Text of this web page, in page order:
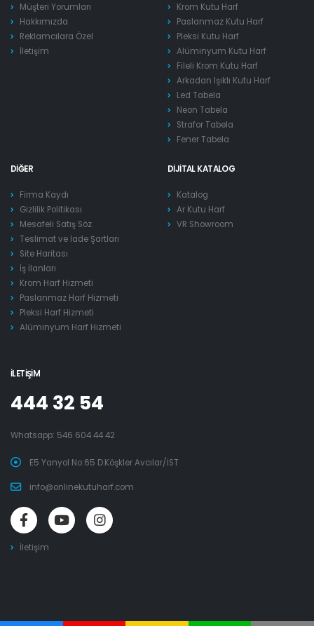
Müşteri Yorumları
Hakkımızda
Reklamcılara Özel
İletişim
Krom Kutu Harf
Paslanmaz Kutu Harf
Pleksi Kutu Harf
Alüminyum Kutu Harf
Fileli Krom Kutu Harf
Arkadan Işıklı Kutu Harf
Led Tabela
Neon Tabela
Strafor Tabela
Fener Tabela
DIĞER
Firma Kaydı
Gizlilik Politikası
Mesafeli Satış Söz.
Teslimat ve İade Şartları
Site Haritası
İş İlanları
Krom Harf Hizmeti
Paslanmaz Harf Hizmeti
Pleksi Harf Hizmeti
Alüminyum Harf Hizmeti
DIJITAL KATALOG
Katalog
Ar Kutu Harf
VR Showroom
İLETIŞIM
444 32 54
Whatsapp: 546 604 44 42
E5 Yanyol No:65 D.Köşkler Avcılar/İST
info@onlinekutuharf.com
İletişim